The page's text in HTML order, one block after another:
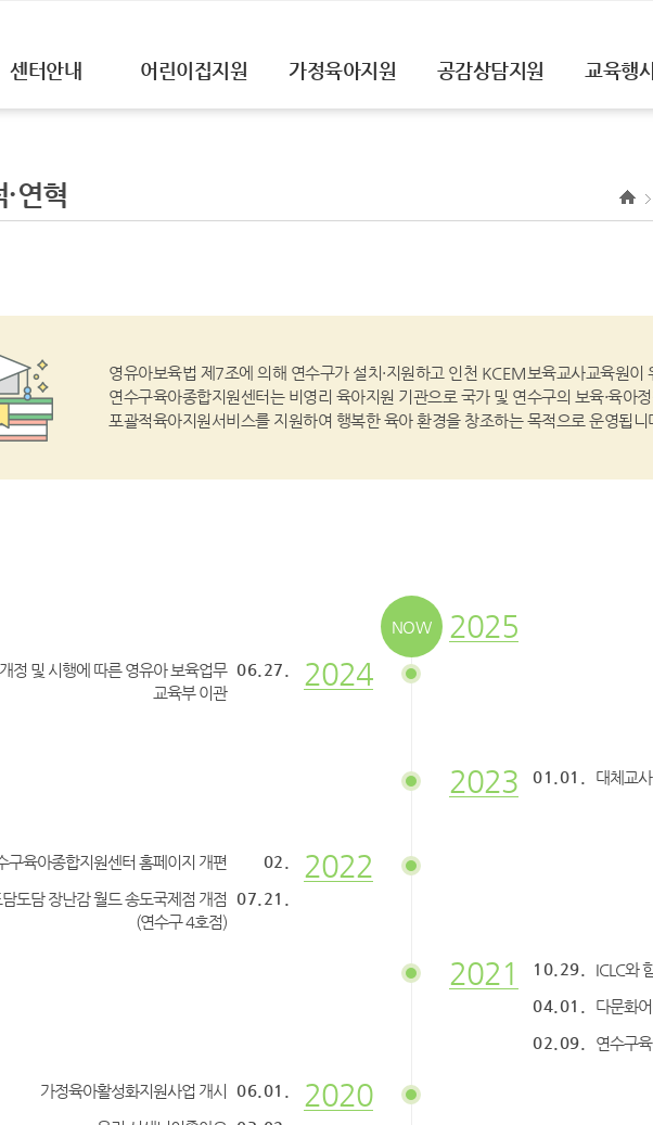
센터안내 어린이집지원 가정육아지원 공감상담지원 교육행
연혁
영유아보육법 제7조에 의해 연수구가 설치·지원하고 인천 KCEM보육교사교육원이
연수구육아종합지원센터는 비영리 육아지원 기관으로 국가 및 연수구의 보육·육아
포괄적육아지원서비스를 지원하여 행복한 육아 환경을 창조하는 목적으로 운영됩니
NOW
2025
2024
06.27.
개정 및 시행에 따른 영유아 보육업무
교육부 이관
2023 01.01. 대체교
2022
02.
구육아종합지원센터 홈페이지 개편
07.21.
담도담 장난감 월드 송도국제점 개점
(연수구 4호점)
2021 10.29.
ICLC와
04.01.
다문화
02.09.
연수구
2020
06.01.
가정육아활성화지원사업 개시